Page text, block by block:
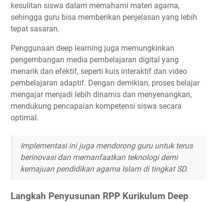
kesulitan siswa dalam memahami materi agama,
sehingga guru bisa memberikan penjelasan yang lebih
tepat sasaran.
Penggunaan deep learning juga memungkinkan
pengembangan media pembelajaran digital yang
menarik dan efektif, seperti kuis interaktif dan video
pembelajaran adaptif. Dengan demikian, proses belajar
mengajar menjadi lebih dinamis dan menyenangkan,
mendukung pencapaian kompetensi siswa secara
optimal.
Implementasi ini juga mendorong guru untuk terus
berinovasi dan memanfaatkan teknologi demi
kemajuan pendidikan agama Islam di tingkat SD.
Langkah Penyusunan RPP Kurikulum Deep